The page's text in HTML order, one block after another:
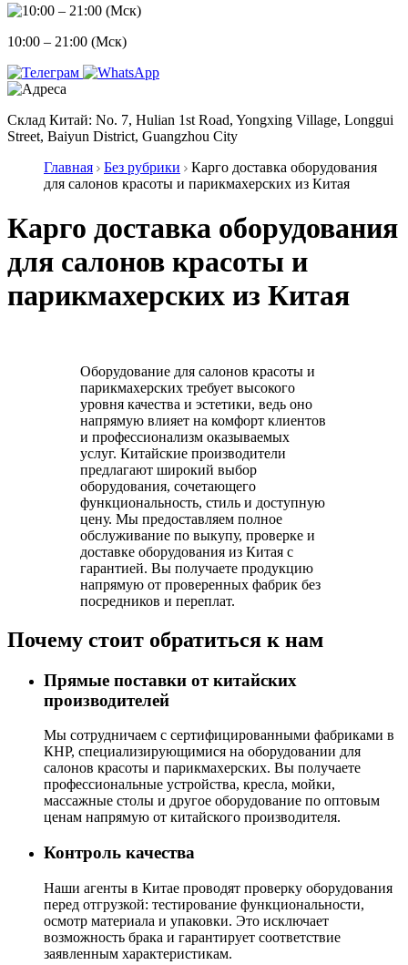
10:00 – 21:00 (Мск)
Склад Китай: No. 7, Hulian 1st Road, Yongxing Village, Longgui
Street, Baiyun District, Guangzhou City
Главная
Без рубрики
Карго доставка оборудования
для салонов красоты и парикмахерских из Китая
Карго доставка оборудования
для салонов красоты и
парикмахерских из Китая
Оборудование для салонов красоты и
парикмахерских требует высокого
уровня качества и эстетики, ведь оно
напрямую влияет на комфорт клиентов
и профессионализм оказываемых
услуг. Китайские производители
предлагают широкий выбор
оборудования, сочетающего
функциональность, стиль и доступную
цену. Мы предоставляем полное
обслуживание по выкупу, проверке и
доставке оборудования из Китая с
гарантией. Вы получаете продукцию
напрямую от проверенных фабрик без
посредников и переплат.
Почему стоит обратиться к нам
Прямые поставки от китайских
производителей
Мы сотрудничаем с сертифицированными фабриками в
КНР, специализирующимися на оборудовании для
салонов красоты и парикмахерских. Вы получаете
профессиональные устройства, кресла, мойки,
массажные столы и другое оборудование по оптовым
ценам напрямую от китайского производителя.
Контроль качества
Наши агенты в Китае проводят проверку оборудования
перед отгрузкой: тестирование функциональности,
осмотр материала и упаковки. Это исключает
возможность брака и гарантирует соответствие
заявленным характеристикам.